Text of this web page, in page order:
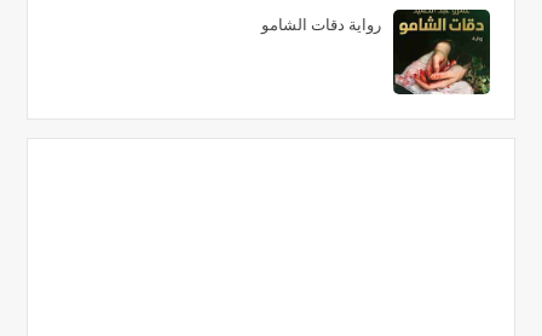
رواية دقات الشامو